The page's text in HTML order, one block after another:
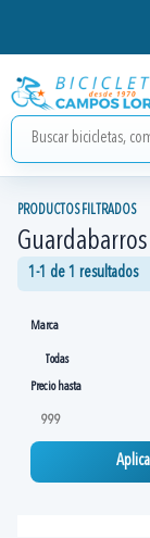
PRODUCTOS FILTRADOS
Guardabarros
1-1 de 1 resultados
Marca
Precio hasta